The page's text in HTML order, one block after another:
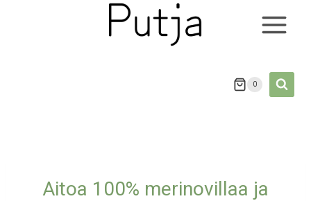
0
Aitoa 100% merinovillaa ja